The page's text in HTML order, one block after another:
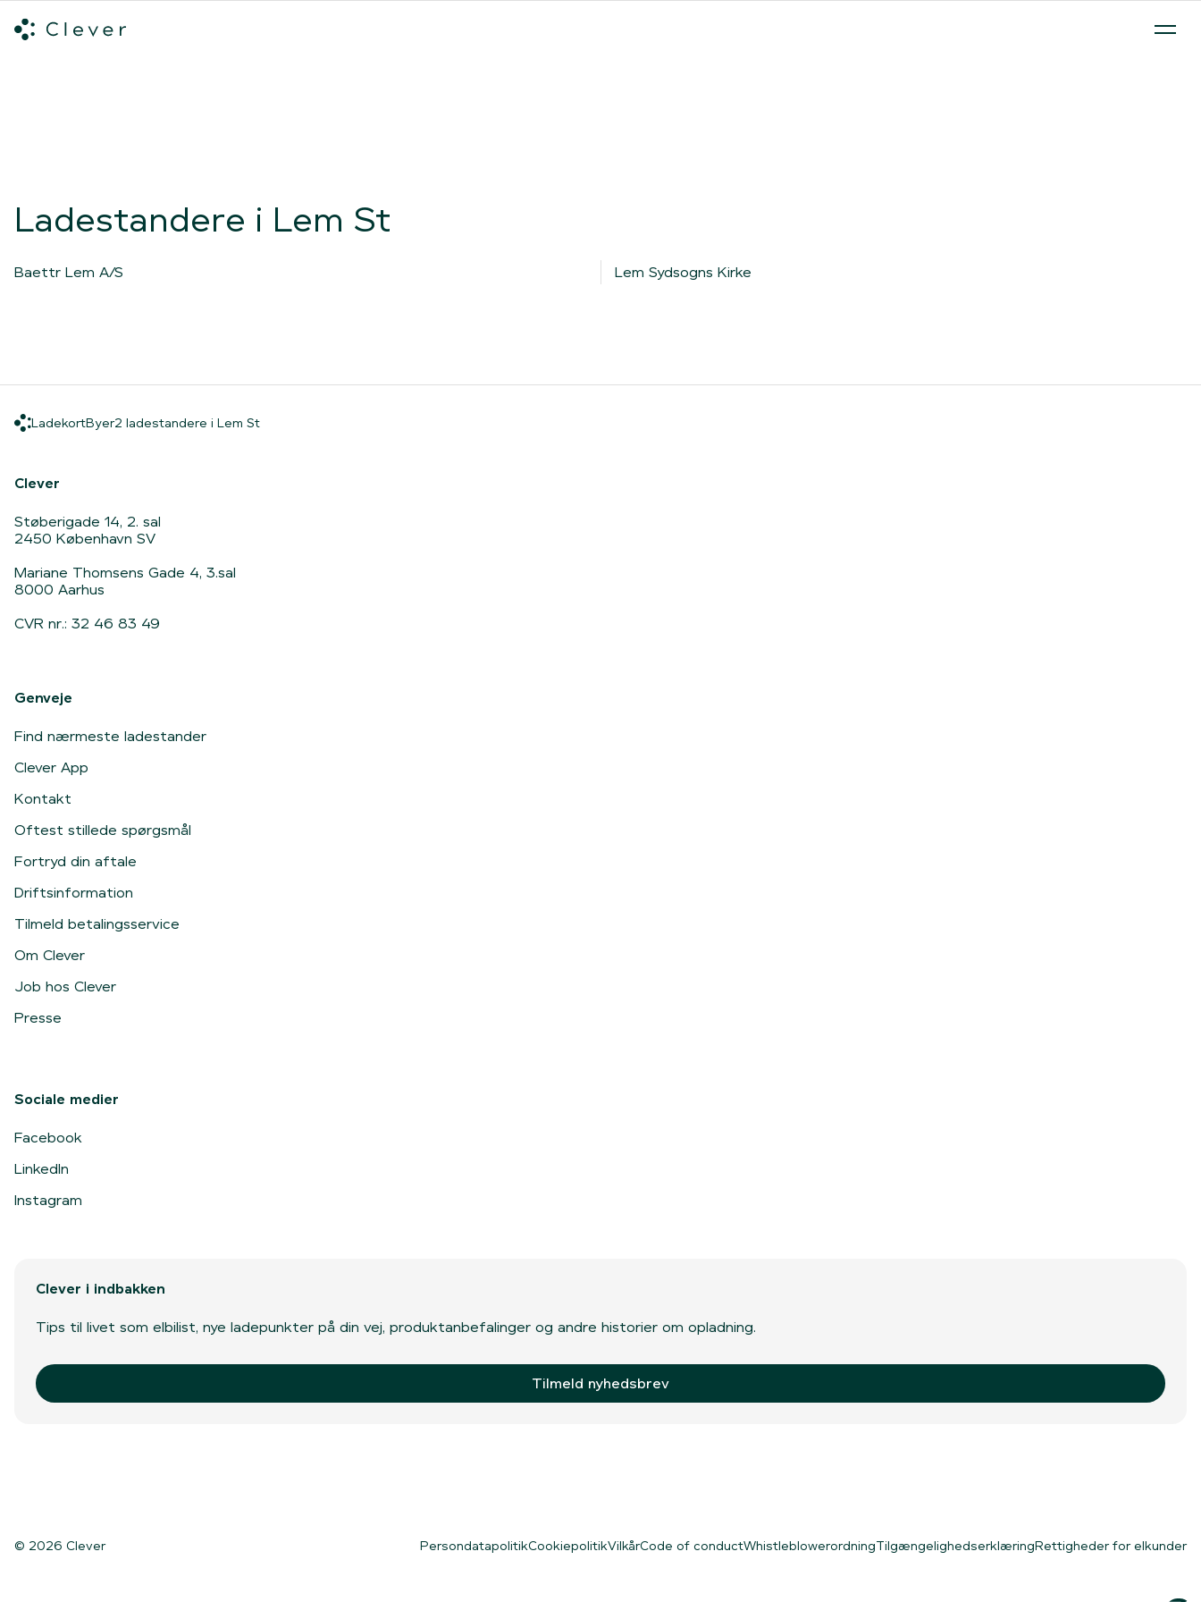
Ladestandere i Lem St
Baettr Lem A/S Lem Sydsogns Kirke
LadekortLadekort
ByerByer
2 ladestandere i Lem St2 ladestandere i Lem St
Clever
Støberigade 14, 2. sal
2450 København SV
Mariane Thomsens Gade 4, 3.sal
8000 Aarhus
CVR nr.: 32 46 83 49
Genveje
Find nærmeste ladestander
Clever App
Kontakt
Oftest stillede spørgsmål
Fortryd din aftale
Driftsinformation
Tilmeld betalingsservice
Om Clever
Job hos Clever
Presse
Sociale medier
Facebook
LinkedIn
Instagram
Clever i indbakken
Tips til livet som elbilist, nye ladepunkter på din vej, produktanbefalinger og andre historier om opladning.
Tilmeld nyhedsbrev
© 2026 Clever PersondatapolitikCookiepolitikVilkårCode of conductWhistleblowerordningTilgængelighedserklæringRettigheder for elkunder